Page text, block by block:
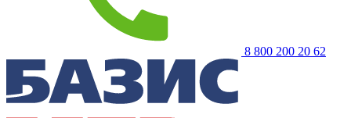
8 800 200 20 62